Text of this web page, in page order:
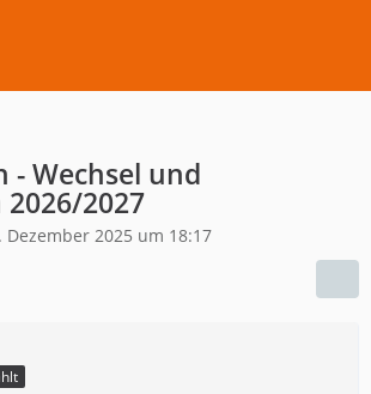
- Wechsel und
2027
Dezember 2025 um 18:17